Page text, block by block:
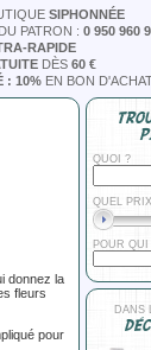
SIPHONNÉE
PATRON : 0 950 960
RAPIDE
DÈS 60 €
: 10% EN BON
donnez la
fleurs
pour
QUOI ?
QUEL
POUR QUI
DANS